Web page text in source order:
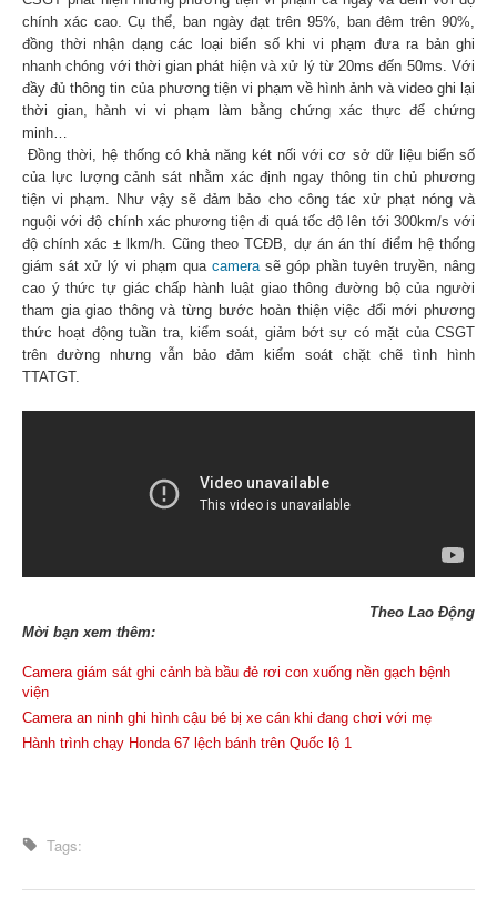
chính xác cao. Cụ thể, ban ngày đạt trên 95%, ban đêm trên 90%,
đồng thời nhận dạng các loại biển số khi vi phạm đưa ra bản ghi
nhanh chóng với thời gian phát hiện và xử lý từ 20ms đến 50ms. Với
đầy đủ thông tin của phương tiện vi phạm về hình ảnh và video ghi lại
thời gian, hành vi vi phạm làm bằng chứng xác thực để chứng
minh…
Đồng thời, hệ thống có khả năng két nối với cơ sở dữ liệu biển số
của lực lượng cảnh sát nhằm xác định ngay thông tin chủ phương
tiện vi phạm. Như vậy sẽ đảm bảo cho công tác xử phạt nóng và
nguội với độ chính xác phương tiện đi quá tốc độ lên tới 300km/s với
độ chính xác ± lkm/h. Cũng theo TCĐB, dự án án thí điểm hệ thống
giám sát xử lý vi phạm quacamerasẽ góp phần tuyên truyền, nâng
cao ý thức tự giác chấp hành luật giao thông đường bộ của người
tham gia giao thông và từng bước hoàn thiện việc đổi mới phương
thức hoạt động tuần tra, kiểm soát, giảm bớt sự có mặt của CSGT
trên đường nhưng vẫn bảo đảm kiểm soát chặt chẽ tình hình
TTATGT.
Theo Lao Động
Mời bạn xem thêm:
Camera giám sát ghi cảnh bà bầu đẻ rơi con xuống nền gạch bệnh
viện
Camera an ninh ghi hình cậu bé bị xe cán khi đang chơi với mẹ
Hành trình chạy Honda 67 lệch bánh trên Quốc lộ 1
Tags: